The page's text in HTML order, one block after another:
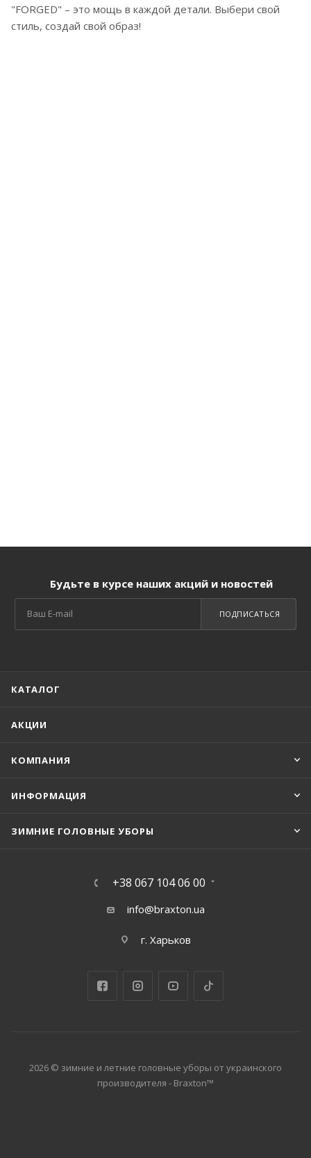
"FORGED" – это мощь в каждой детали. Выбери свой
стиль, создай свой образ!
Будьте в курсе наших акций и новостей
ПОДПИСАТЬСЯ
КАТАЛОГ
АКЦИИ
КОМПАНИЯ
ИНФОРМАЦИЯ
ЗИМНИЕ ГОЛОВНЫЕ УБОРЫ
+38 067 104 06 00
info@braxton.ua
г. Харьков
2026 © зимние и летние головные уборы от украинского
производителя - Braxton™